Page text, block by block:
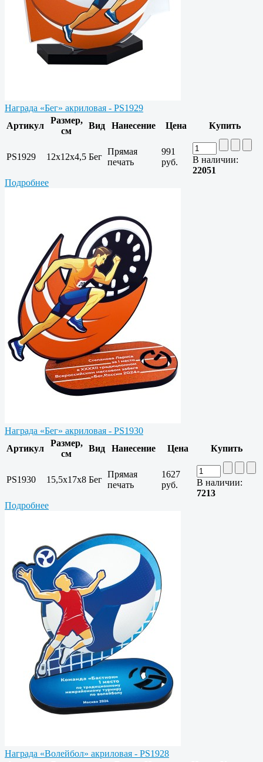
Награда «Бег» акриловая - PS1929
Артикул
Размер,
см
Вид Нанесение Цена Купить
PS1929 12х12х4,5 Бег
Прямая
печать
991
руб.
В наличии:
22051
Подробнее
Награда «Бег» акриловая - PS1930
Артикул
Размер,
см
Вид Нанесение Цена Купить
PS1930 15,5х17х8 Бег
Прямая
печать
1627
руб.
В наличии:
7213
Подробнее
Награда «Волейбол» акриловая - PS1928